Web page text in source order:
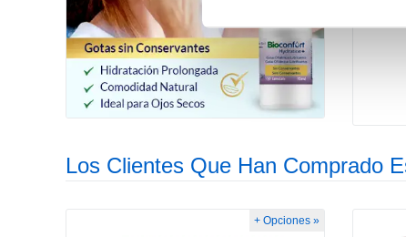
Los Clientes Que Han Comprado
+ Opciones »